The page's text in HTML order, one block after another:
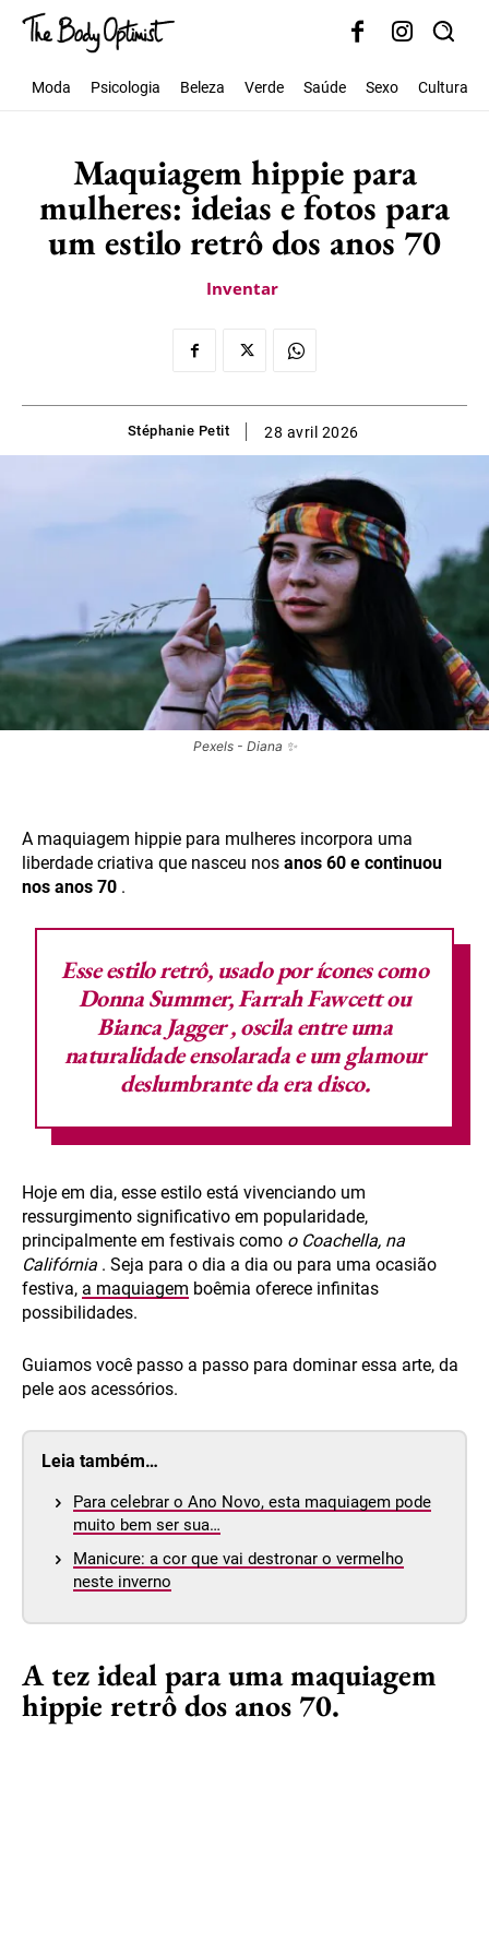
Moda Psicologia Beleza Verde Saúde Sexo Cultura
Maquiagem hippie para
mulheres: ideias e fotos para
um estilo retrô dos anos 70
Inventar
Stéphanie Petit 28 avril 2026
Pexels - Diana ✨
A maquiagem hippie para mulheres incorpora uma
liberdade criativa que nasceu nos anos 60 e continuou
nos anos 70 .
Esse estilo retrô, usado por ícones como
Donna Summer, Farrah Fawcett ou
Bianca Jagger, oscila entre uma
naturalidade ensolarada e um glamour
deslumbrante da era disco.
Hoje em dia, esse estilo está vivenciando um
ressurgimento significativo em popularidade,
principalmente em festivais como o Coachella, na
Califórnia . Seja para o dia a dia ou para uma ocasião
festiva, a maquiagem boêmia oferece infinitas
possibilidades.
Guiamos você passo a passo para dominar essa arte, da
pele aos acessórios.
Leia também…
Para celebrar o Ano Novo, esta maquiagem pode
muito bem ser sua…
Manicure: a cor que vai destronar o vermelho
neste inverno
A tez ideal para uma maquiagem
hippie retrô dos anos 70.